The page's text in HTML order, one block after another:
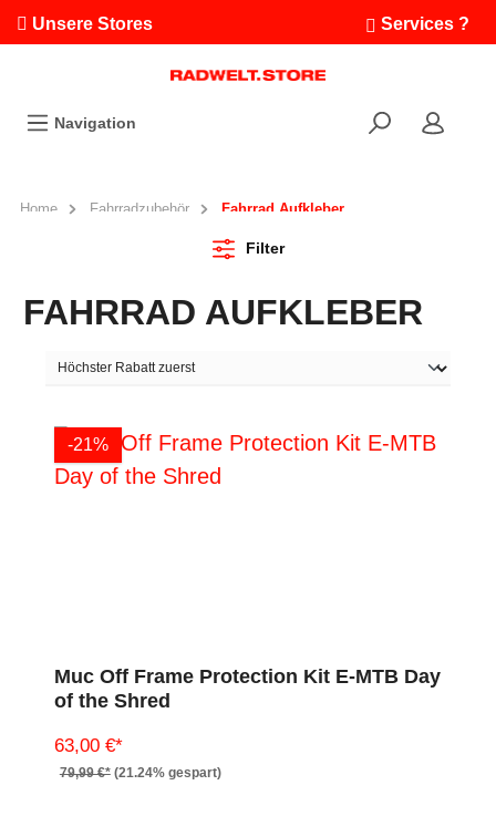
Unsere Stores Services ?
Ausfahrten
Bikefinder
Navigation
Home Fahrradzubehör Fahrrad Aufkleber
Filter
FAHRRAD AUFKLEBER
-21%
Muc Off Frame Protection Kit E-MTB Day
of the Shred
63,00 €*
79,99 €* (21.24% gespart)